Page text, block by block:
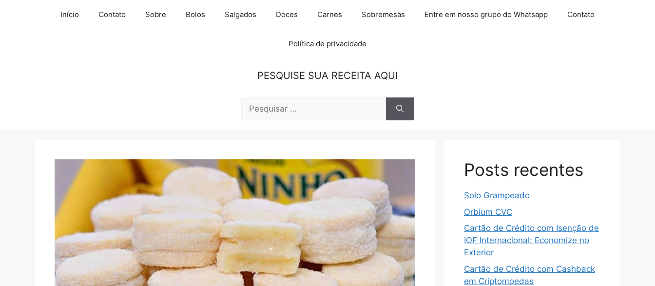
Início Contato Sobre Bolos Salgados Doces Carnes Sobremesas Entre em nosso grupo do Whatsapp Contato
Política de privacidade
PESQUISE SUA RECEITA AQUI
Pesquisar
Posts recentes
Solo Grampeado
Orbium CVC
Cartão de Crédito com Isenção de
IOF Internacional: Economize no
Exterior
Cartão de Crédito com Cashback
em Criptomoedas